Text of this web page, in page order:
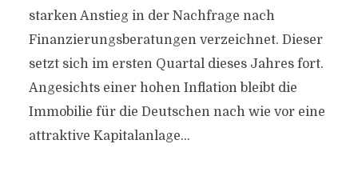
starken Anstieg in der Nachfrage nach
Finanzierungsberatungen verzeichnet. Dieser
setzt sich im ersten Quartal dieses Jahres fort.
Angesichts einer hohen Inflation bleibt die
Immobilie für die Deutschen nach wie vor eine
attraktive Kapitalanlage...